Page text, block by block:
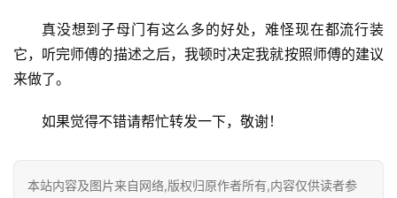
联
真没想到子母门有这么多的好处，难怪现在都流行装
它，听完师傅的描述之后，我顿时决定我就按照师傅的建议
来做了。
如果觉得不错请帮忙转发一下，敬谢！
本站内容及图片来自网络,版权归原作者所有,内容仅供读者参